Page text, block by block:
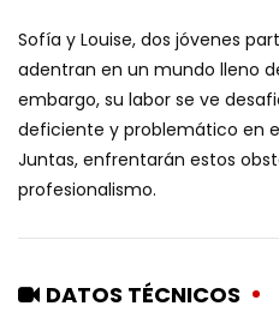
Sofía y Louise, dos jóvenes
adentran en un mundo lleno
embargo, su labor se ve
deficiente y problemático en
Juntas, enfrentarán estos
profesionalismo.
DATOS TÉCNICOS